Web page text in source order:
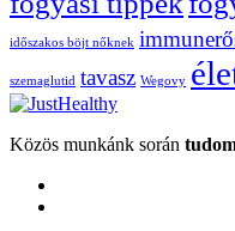
időszakos böjt nőknek
szemaglutid tavasz Wegovy
Közös munkánk során